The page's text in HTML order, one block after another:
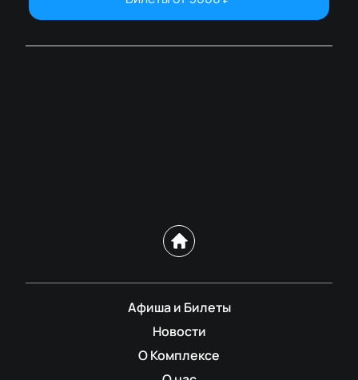
Афиша и Билеты
Новости
О Комплексе